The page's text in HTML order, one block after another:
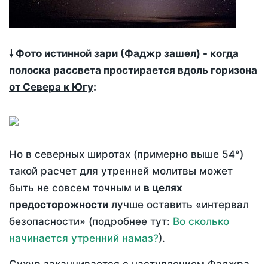
🠗 Фото истинной зари (Фаджр зашел) - когда
полоска рассвета простирается вдоль горизона
от Севера к Югу:
Но в северных широтах (примерно выше 54°)
такой расчет для утренней молитвы может
быть не совсем точным и в целях
предосторожности лучше оставить «интервал
безопасности» (подробнее тут: Во сколько
начинается утренний намаз?).